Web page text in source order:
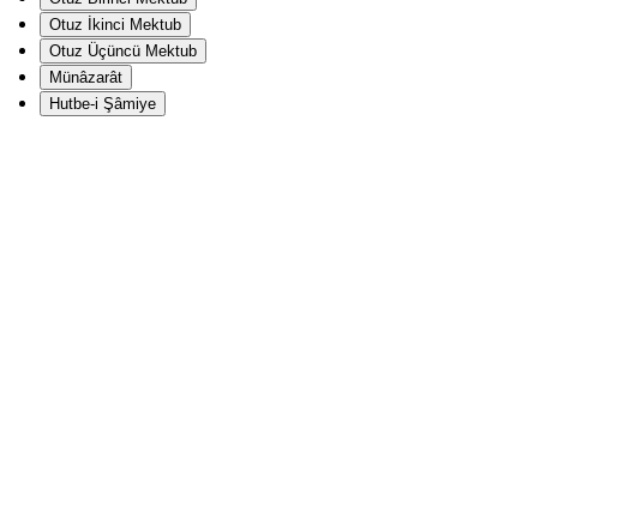
Otuz İkinci Mektub
Otuz Üçüncü Mektub
Münâzarât
Hutbe-i Şâmiye